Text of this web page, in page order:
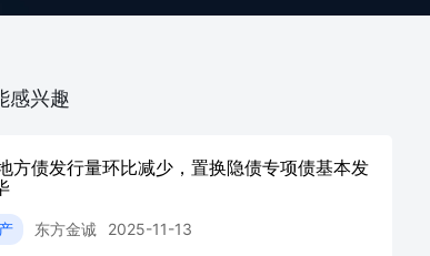
感兴趣
方债发行量环比减少，置换隐债专项债基本发
东方金诚 2025-11-13